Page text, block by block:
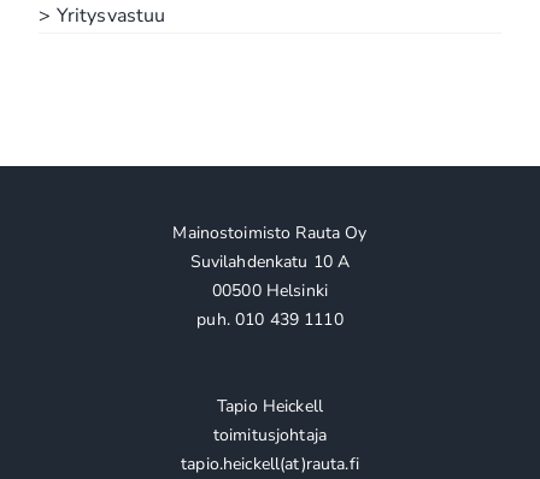
> Yritysvastuu
Mainostoimisto Rauta Oy
Suvilahdenkatu 10 A
00500 Helsinki
puh. 010 439 1110
Tapio Heickell
toimitusjohtaja
tapio.heickell(at)rauta.fi